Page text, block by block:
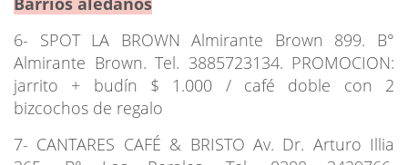
6- SPOT LA BROWN Almirante Brown 899. B°
Almirante Brown. Tel. 3885723134. PROMOCION:
jarrito + budín $ 1.000 / café doble con 2
bizcochos de regalo
7- CANTARES CAFÉ & BRISTO Av. Dr. Arturo Illia